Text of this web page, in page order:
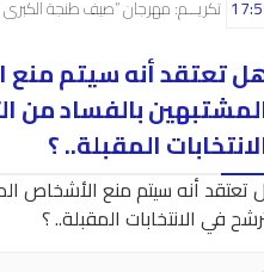
تكريـــم: مهرجان “صيف طنجة
تعتقد أنه سيتم منع
بالفساد من
المقبلة.. ؟
تعتقد أنه سيتم منع الأشخاص
في الانتخابات المقبلة.. ؟